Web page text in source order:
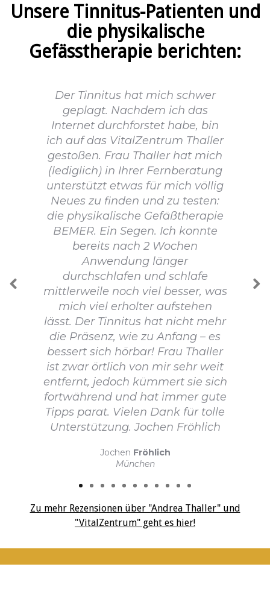
Unsere Tinnitus-Patienten und
die physikalische
Gefässtherapie berichten:
Der Tinnitus hat mich schwer
geplagt. Nachdem ich das
Internet durchforstet habe, bin
ich auf das VitalZentrum Thaller
gestoßen. Frau Thaller hat mich
(lediglich) in Ihrer Fernberatung
unterstützt etwas für mich völlig
Neues zu finden und zu testen:
die physikalische Gefäßtherapie
BEMER. Ein Segen. Ich konnte
bereits nach 2 Wochen
Anwendung länger
durchschlafen und schlafe
mittlerweile noch viel besser, was
mich viel erholter aufstehen
lässt. Der Tinnitus hat nicht mehr
die Präsenz, wie zu Anfang – es
bessert sich hörbar! Frau Thaller
ist zwar örtlich von mir sehr weit
entfernt, jedoch kümmert sie sich
fortwährend und hat immer gute
Tipps parat. Vielen Dank für tolle
Unterstützung. Jochen Fröhlich
Jochen Fröhlich
München
Zu mehr Rezensionen über "Andrea Thaller" und
"VitalZentrum" geht es hier!